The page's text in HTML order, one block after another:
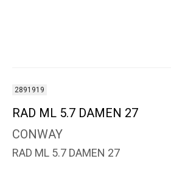
2891919
RAD ML 5.7 DAMEN 27
CONWAY
RAD ML 5.7 DAMEN 27